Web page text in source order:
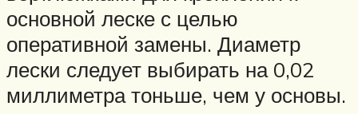
основной леске с целью
оперативной замены. Диаметр
лески следует выбирать на 0,02
миллиметра тоньше, чем у основы.